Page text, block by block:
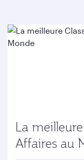
La
Affaires au